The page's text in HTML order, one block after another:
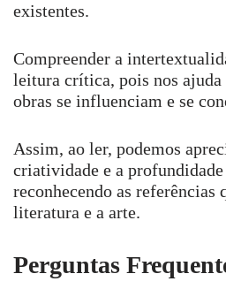
existentes.
Compreender a
leitura crítica, pois nos ajuda
obras se influenciam e se
Assim, ao ler, podemos
criatividade e a
reconhecendo as referências
literatura e a arte.
Perguntas